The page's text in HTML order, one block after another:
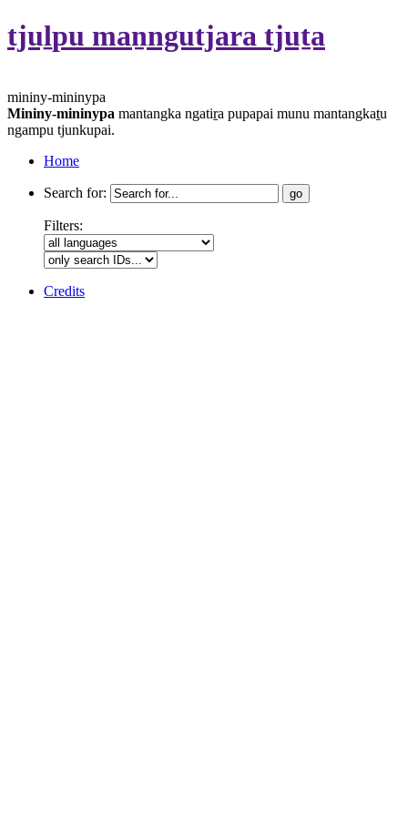
tjuḻpu maṉngutjara tjuṯa
mininy-mininypa
Mininy-mininypa mantangka ngatiṟa pupapai munu mantangkaṯu
ngampu tjunkupai.
Home
Search for:
Filters:
Credits